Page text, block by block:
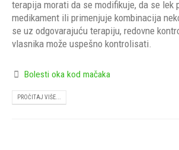
terapija morati da se modifikuje, da se lek
medikament ili primenjuje kombinacija
se uz odgovarajuću terapiju, redovne
vlasnika može uspešno kontrolisati.
Bolesti oka kod mačaka
PROČITAJ VIŠE...